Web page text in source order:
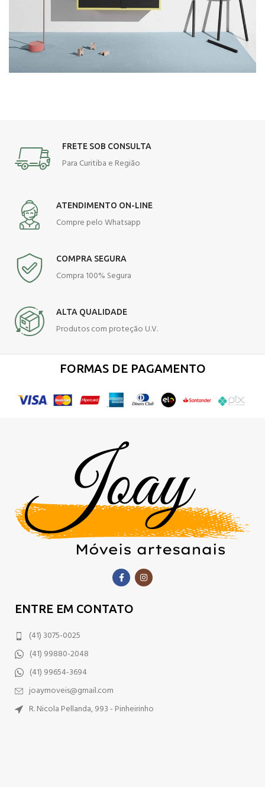
FRETE SOB CONSULTA
Para Curitiba e Região
ATENDIMENTO ON-LINE
Compre pelo Whatsapp
COMPRA SEGURA
Compra 100% Segura
ALTA QUALIDADE
Produtos com proteção U.V.
FORMAS DE PAGAMENTO
ENTRE EM CONTATO
(41) 3075-0025
(41) 99880-2048
(41) 99654-3694
joaymoveis@gmail.com
R. Nicola Pellanda, 993 - Pinheirinho